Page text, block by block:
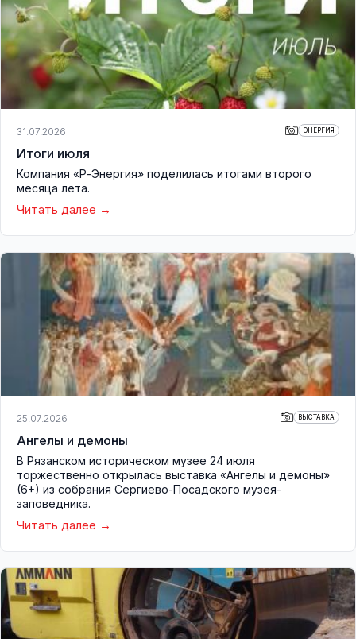
31.07.2026 ЭНЕРГИЯ
Итоги июля
Компания «Р-Энергия» поделилась итогами второго
месяца лета.
Читать далее
25.07.2026 ВЫСТАВКА
Ангелы и демоны
В Рязанском историческом музее 24 июля
торжественно открылась выставка «Ангелы и демоны»
(6+) из собрания Сергиево-Посадского музея-
заповедника.
Читать далее